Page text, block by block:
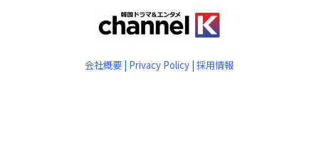
会社概要 Privacy Policy |採用情報